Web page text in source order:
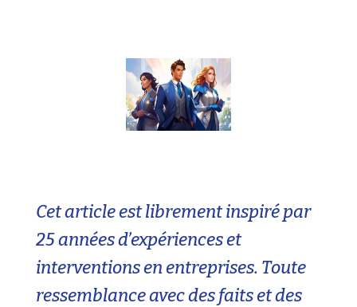
Cet article est librement inspiré par
25 années d’expériences et
interventions en entreprises. Toute
ressemblance avec des faits et des